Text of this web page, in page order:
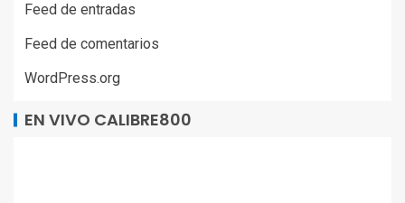
Feed de entradas
Feed de comentarios
WordPress.org
EN VIVO CALIBRE800